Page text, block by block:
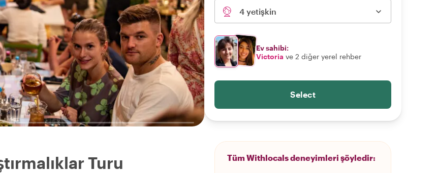
Turu
4 yetişkin
Ev sahibi:
Victoria ve 2 diğer yerel rehber
Select
Tüm Withlocals deneyimleri şöyledir: